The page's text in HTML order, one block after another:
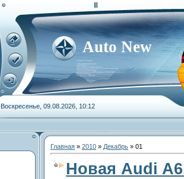
Auto New
Воскресенье, 09.08.2026, 10:12
Главная » 2010 » Декабрь » 01
Новая Audi